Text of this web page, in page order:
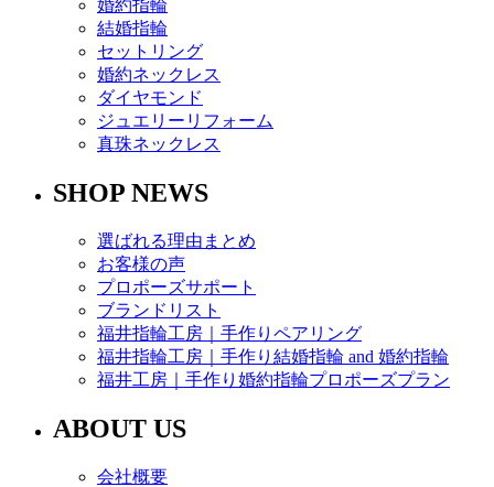
婚約指輪
結婚指輪
セットリング
婚約ネックレス
ダイヤモンド
ジュエリーリフォーム
真珠ネックレス
SHOP NEWS
選ばれる理由まとめ
お客様の声
プロポーズサポート
ブランドリスト
福井指輪工房｜手作りペアリング
福井指輪工房｜手作り結婚指輪 and 婚約指輪
福井工房｜手作り婚約指輪プロポーズプラン
ABOUT US
会社概要